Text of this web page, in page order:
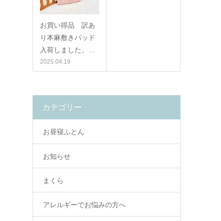
お買い得品 訳あ
り本麻敷きパッド
入荷しました。…
2025.04.19
カテゴリー
お昼寝ふとん
お知らせ
まくら
アレルギーでお悩みの方へ